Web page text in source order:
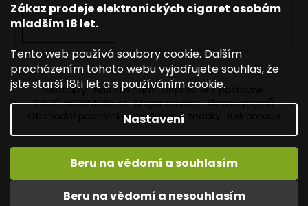
Zákaz prodeje elektronických cigaret osobám
mladším 18 let.
Tento web používá soubory cookie. Dalším
procházením tohoto webu vyjadřujete souhlas, že
jste starší 18ti let a s používáním cookie.
Nastavení
Beru na vědomí a nesouhlasím
Beru na vědomí a souhlasím
PŘIHLÁSIT SE
Kontakty Napište nám Dopravné / poštovné
PROČ EKOSMOKE.cz Mapa serveru Slovník pojmů
Obchodní podmínky Prodávané značky
Vytvořil Shoptet
Copyright 2026EKOSMOKE - Specialista na e-cigarety.
Všechna práva vyhrazena. Upravit nastavení cookies